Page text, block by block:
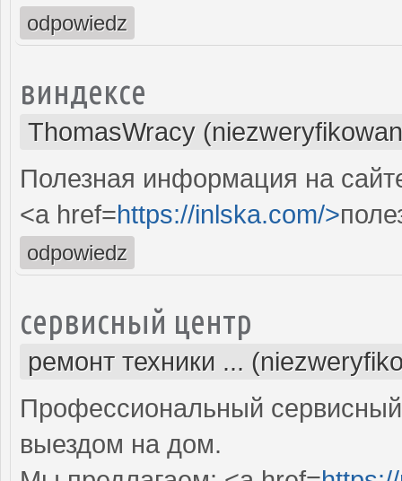
odpowiedz
виндексе
ThomasWracy
Полезная информация на
<a href=https://inlska.com/>
odpowiedz
сервисный центр
ремонт техники ...
Профессиональный
выездом на дом.